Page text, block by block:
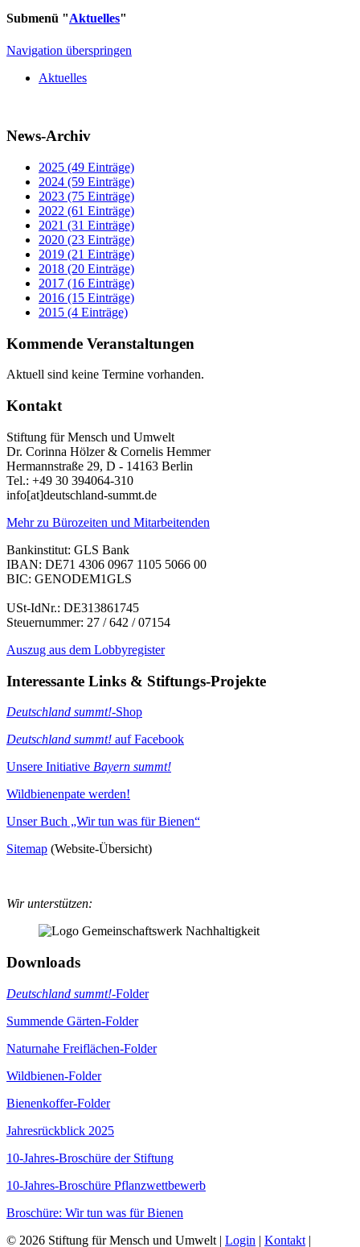
Submenü "Aktuelles"
Navigation überspringen
Aktuelles
News-Archiv
2025 (49 Einträge)
2024 (59 Einträge)
2023 (75 Einträge)
2022 (61 Einträge)
2021 (31 Einträge)
2020 (23 Einträge)
2019 (21 Einträge)
2018 (20 Einträge)
2017 (16 Einträge)
2016 (15 Einträge)
2015 (4 Einträge)
Kommende Veranstaltungen
Aktuell sind keine Termine vorhanden.
Kontakt
Stiftung für Mensch und Umwelt
Dr. Corinna Hölzer & Cornelis Hemmer
Hermannstraße 29, D - 14163 Berlin
Tel.: +49 30 394064-310
info[at]deutschland-summt.de
Mehr zu Bürozeiten und Mitarbeitenden
Bankinstitut: GLS Bank
IBAN: DE71 4306 0967 1105 5066 00
BIC: GENODEM1GLS
USt-IdNr.: DE313861745
Steuernummer: 27 / 642 / 07154
Auszug aus dem Lobbyregister
Interessante Links & Stiftungs-Projekte
Deutschland summt!-Shop
Deutschland summt! auf Facebook
Unsere Initiative Bayern summt!
Wildbienenpate werden!
Unser Buch „Wir tun was für Bienen“
Sitemap (Website-Übersicht)
Wir unterstützen:
Downloads
Deutschland summt!-Folder
Summende Gärten-Folder
Naturnahe Freiflächen-Folder
Wildbienen-Folder
Bienenkoffer-Folder
Jahresrückblick 2025
10-Jahres-Broschüre der Stiftung
10-Jahres-Broschüre Pflanzwettbewerb
Broschüre: Wir tun was für Bienen
© 2026 Stiftung für Mensch und Umwelt | Login | Kontakt |